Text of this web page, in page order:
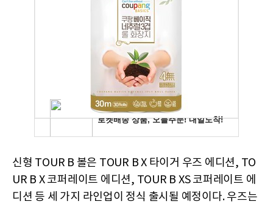
신형 TOUR B 볼은 TOUR B X 타이거 우즈 에디션, TO
UR B X 코퍼레이트 에디션, TOUR B XS 코퍼레이트 에
디션 등 세 가지 라인업이 정식 출시될 예정이다. 우즈는